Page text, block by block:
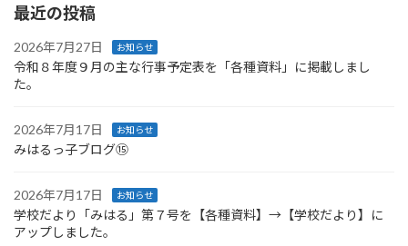
最近の投稿
2026年7月27日 お知らせ
令和８年度９月の主な行事予定表を「各種資料」に掲載しまし
た。
2026年7月17日 お知らせ
みはるっ子ブログ⑮
2026年7月17日 お知らせ
学校だより「みはる」第７号を【各種資料】→【学校だより】に
アップしました。